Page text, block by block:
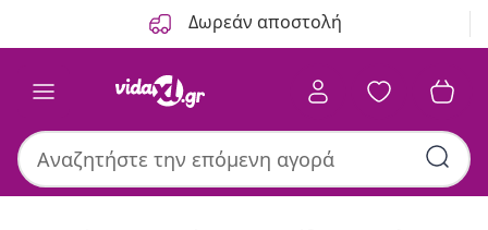
Δωρεάν αποστολή